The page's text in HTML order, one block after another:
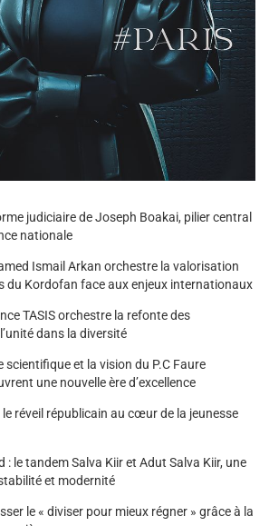
judiciaire de Joseph Boakai, pilier central
nationale
Ismail Arkan orchestre la valorisation
du Kordofan face aux enjeux internationaux
TASIS orchestre la refonte des
dans la diversité
scientifique et la vision du P.C Faure
une nouvelle ère d’excellence
le réveil républicain au cœur de la jeunesse
: le tandem Salva Kiir et Adut Salva Kiir, une
et modernité
le « diviser pour mieux régner » grâce à la